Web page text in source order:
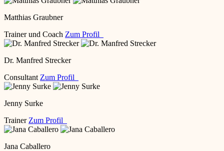
Matthias Graubner
Trainer und Coach Zum Profil
Dr. Manfred Strecker
Consultant Zum Profil
Jenny Surke
Trainer Zum Profil
Jana Caballero